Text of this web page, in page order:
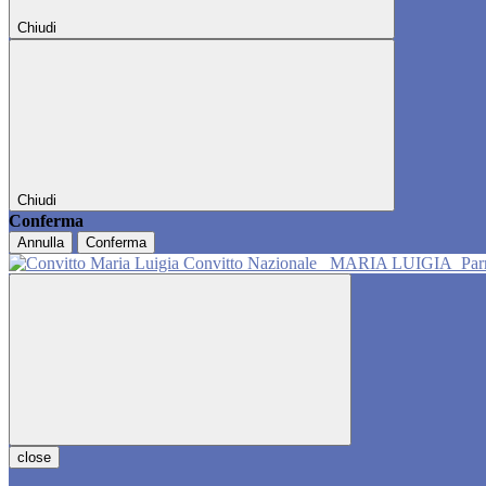
Chiudi
Chiudi
Conferma
Annulla Conferma
Convitto Nazionale MARIA LUIGIA
close